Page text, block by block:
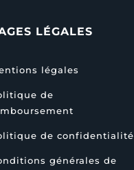
LÉGALES
légales
de
de confidentialité
générales de